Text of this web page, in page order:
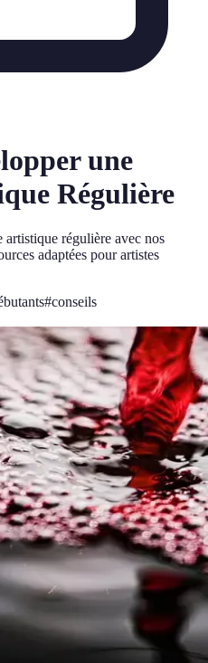
une
Régulière
régulière avec nos
adaptées pour artistes
#conseils